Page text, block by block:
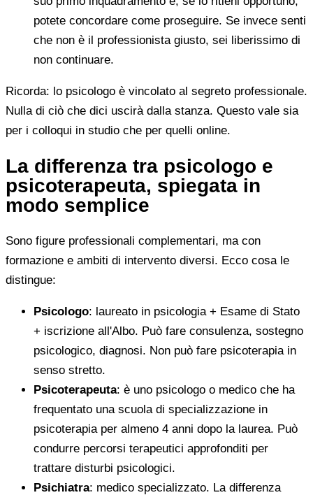
potete concordare come proseguire. Se invece senti
che non è il professionista giusto, sei liberissimo di
non continuare.
Ricorda: lo psicologo è vincolato al segreto professionale.
Nulla di ciò che dici uscirà dalla stanza. Questo vale sia
per i colloqui in studio che per quelli online.
La differenza tra psicologo e
psicoterapeuta, spiegata in
modo semplice
Sono figure professionali complementari, ma con
formazione e ambiti di intervento diversi. Ecco cosa le
distingue:
Psicologo: laureato in psicologia + Esame di Stato
+ iscrizione all'Albo. Può fare consulenza, sostegno
psicologico, diagnosi. Non può fare psicoterapia in
senso stretto.
Psicoterapeuta: è uno psicologo o medico che ha
frequentato una scuola di specializzazione in
psicoterapia per almeno 4 anni dopo la laurea. Può
condurre percorsi terapeutici approfonditi per
trattare disturbi psicologici.
Psichiatra: medico specializzato. La differenza